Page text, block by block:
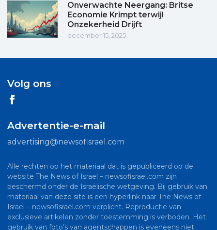
Onverwachte Neergang: Britse
Economie Krimpt terwijl
Onzekerheid Drijft
december 15, 2025
Volg ons
Advertentie-e-mail
advertising@newsofisrael.com
Alle rechten op het materiaal dat is gepubliceerd op de
website The News of Israel – newsofisrael.com zijn
beschermd onder de Israëlische wetgeving. Bij gebruik van
materiaal van deze site is een hyperlink naar The News of
Israel – newsofisrael.com verplicht. Reproductie van
exclusieve artikelen zonder toestemming is verboden. Het
gebruik van foto’s van agentschappen is eveneens niet